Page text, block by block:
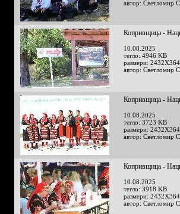
автор: Светломир
Копривщица -
10.08.2025
тегло: 4946 KB
размери:
автор: Светломир
Копривщица -
10.08.2025
тегло: 3723 KB
размери:
автор: Светломир
Копривщица -
10.08.2025
тегло: 3918 KB
размери:
автор: Светломир